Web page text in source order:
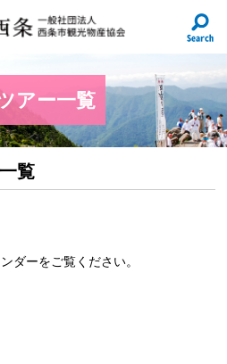
アー一覧
覧
ダーをご覧ください。